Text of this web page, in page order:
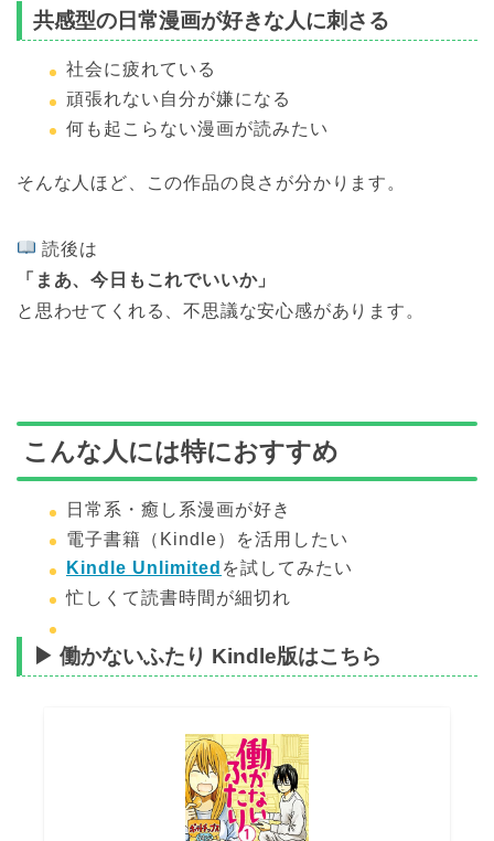
共感型の日常漫画が好きな人に刺さる
社会に疲れている
頑張れない自分が嫌になる
何も起こらない漫画が読みたい
そんな人ほど、この作品の良さが分かります。
読後は
「まあ、今日もこれでいいか」
と思わせてくれる、不思議な安心感があります。
こんな人には特におすすめ
日常系・癒し系漫画が好き
電子書籍（Kindle）を活用したい
Kindle Unlimited を試してみたい
忙しくて読書時間が細切れ
▶ 働かないふたり Kindle版はこちら